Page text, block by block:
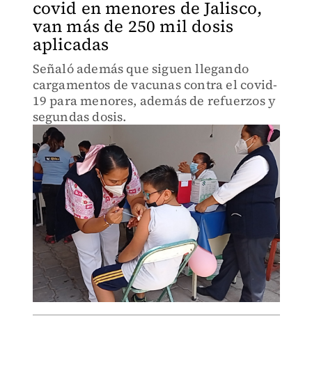
covid en menores de Jalisco,
van más de 250 mil dosis
aplicadas
Señaló además que siguen llegando
cargamentos de vacunas contra el covid-
19 para menores, además de refuerzos y
segundas dosis.